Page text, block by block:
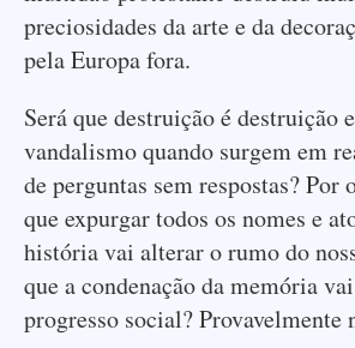
preciosidades da arte e da
pela Europa fora.
Será que destruição é destruição
vandalismo quando surgem em
de perguntas sem respostas? Por
que expurgar todos os nomes e
história vai alterar o rumo do
que a condenação da memória
progresso social? Provavelmente